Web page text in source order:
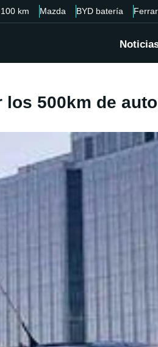
km Mazda BYD batería
500km de